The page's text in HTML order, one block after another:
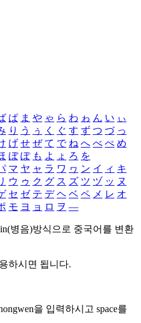
ぱ ま や ゃ ら わ ゎ ん い ぃ
り う ぅ く ぐ す ず つ づ っ
げ せ ぜ て で ね へ べ ぺ め
ぼ ぽ も よ ょ ろ を
マ ヤ ャ ラ ワ ヮ ン イ ィ キ
ウ ゥ ク グ ス ズ ツ ヅ ッ ヌ
セ ゼ テ デ ヘ ベ ペ メ レ オ
モ ヨ ョ ロ ヲ ―
병음)방식으로 중국어를 변환
하시면 됩니다.
을 입력하시고 space를